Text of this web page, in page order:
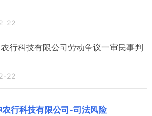
22
行科技有限公司劳动争议一审民事判
22
行科技有限公司 -司法风险